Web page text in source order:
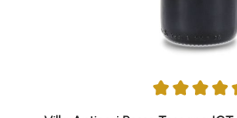
Durchschnittliche Bewertung von